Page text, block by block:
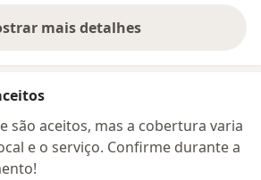
mais detalhes
sobre o endereço
são aceitos, mas a cobertura varia
e o serviço. Confirme durante a